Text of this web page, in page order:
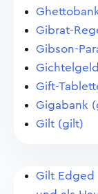
Gibrat-
Gibson-
Gift-
Gigabank
Gilt (gilt)
Gilt Edged